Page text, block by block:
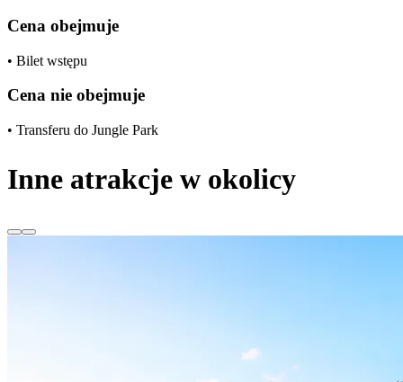
Cena obejmuje
• Bilet wstępu
Cena nie obejmuje
• Transferu do Jungle Park
Inne atrakcje w okolicy